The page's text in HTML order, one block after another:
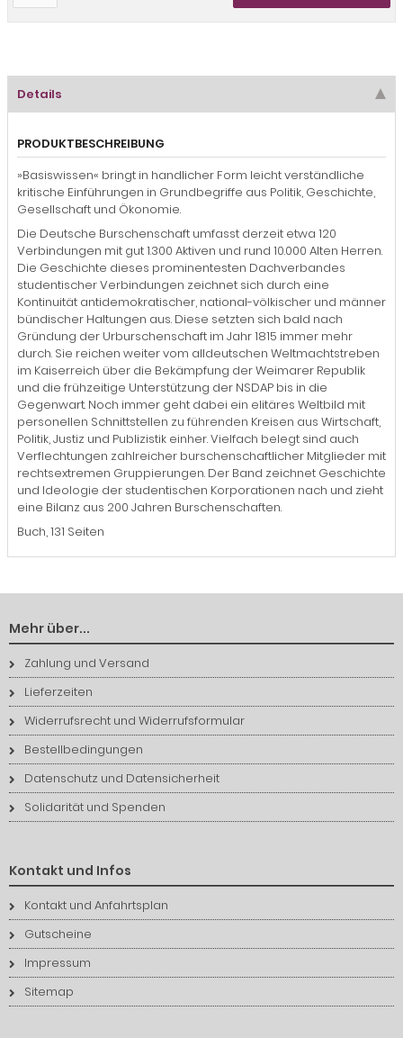
Details
PRODUKTBESCHREIBUNG
»Basiswissen« bringt in handlicher Form leicht verständliche
kritische Einführungen in Grundbegriffe aus Politik, Geschichte,
Gesellschaft und Ökonomie.
Die Deutsche Burschenschaft umfasst derzeit etwa 120
Verbindungen mit gut 1.300 Aktiven und rund 10.000 Alten Herren.
Die Geschichte dieses prominentesten Dachverbandes
studentischer Verbindungen zeichnet sich durch eine
Kontinuität antidemokratischer, national-völkischer und männer
bündischer Haltungen aus. Diese setzten sich bald nach
Gründung der Urburschenschaft im Jahr 1815 immer mehr
durch. Sie reichen weiter vom alldeutschen Weltmachtstreben
im Kaiserreich über die Bekämpfung der Weimarer Republik
und die frühzeitige Unterstützung der NSDAP bis in die
Gegenwart. Noch immer geht dabei ein elitäres Weltbild mit
personellen Schnittstellen zu führenden Kreisen aus Wirtschaft,
Politik, Justiz und Publizistik einher. Vielfach belegt sind auch
Verflechtungen zahlreicher burschenschaftlicher Mitglieder mit
rechtsextremen Gruppierungen. Der Band zeichnet Geschichte
und Ideologie der studentischen Korporationen nach und zieht
eine Bilanz aus 200 Jahren Burschenschaften.
Buch, 131 Seiten
Mehr über...
Zahlung und Versand
Lieferzeiten
Widerrufsrecht und Widerrufsformular
Bestellbedingungen
Datenschutz und Datensicherheit
Solidarität und Spenden
Kontakt und Infos
Kontakt und Anfahrtsplan
Gutscheine
Impressum
Sitemap